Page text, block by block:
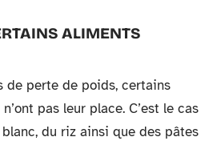
ALIMENTS
de perte de poids, certains
pas leur place. C’est le cas
du riz ainsi que des pâtes